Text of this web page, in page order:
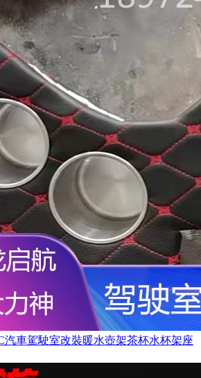
車駕駛室改裝暖水壺架茶杯水杯架座